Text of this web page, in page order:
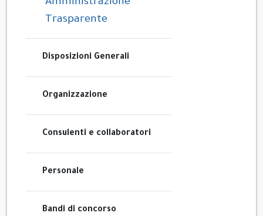
Amministrazione
Trasparente
Disposizioni Generali
Organizzazione
Consulenti e collaboratori
Personale
Bandi di concorso